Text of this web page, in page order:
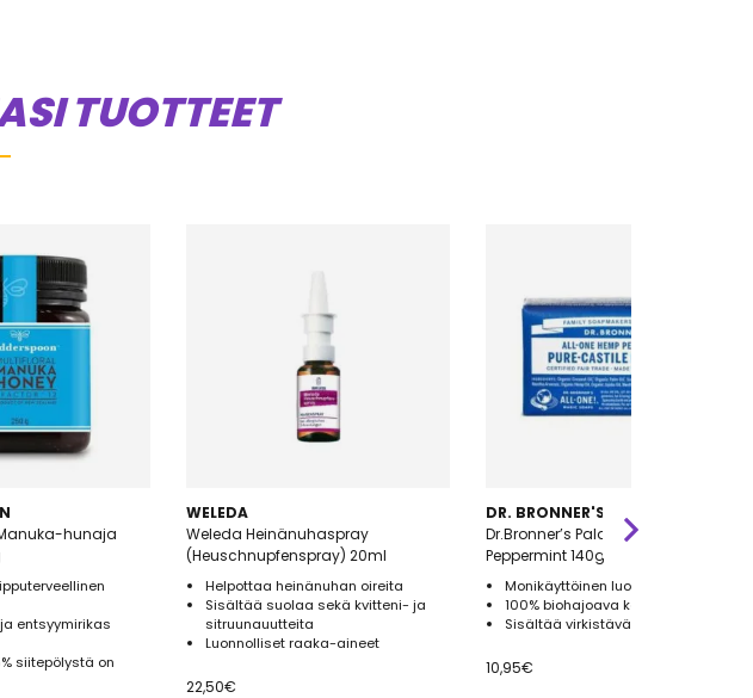
TUOTTEET
hunaja
entsyymirikas
siitepölystä on
WELEDA
Weleda Heinänuhaspray
(Heuschnupfenspray) 20ml
Helpottaa heinänuhan oireita
Sisältää suolaa sekä kvitteni- ja
sitruunauutteita
Luonnolliset raaka-aineet
22,50€
DR. BRONNER'S
Dr.Bronner’s Palasaippua
Peppermint 140g
Monikäyttöinen luomu palasaippua
100% biohajoava kääre
Sisältää virkistävää piparminttua
10,95€